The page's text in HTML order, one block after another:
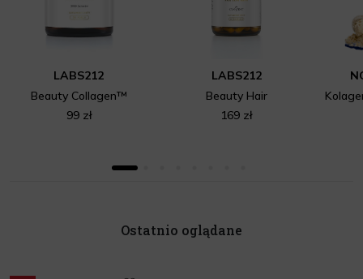
LABS212
Beauty Collagen™
99 zł
LABS212
Beauty Hair
169 zł
Ostatnio oglądane